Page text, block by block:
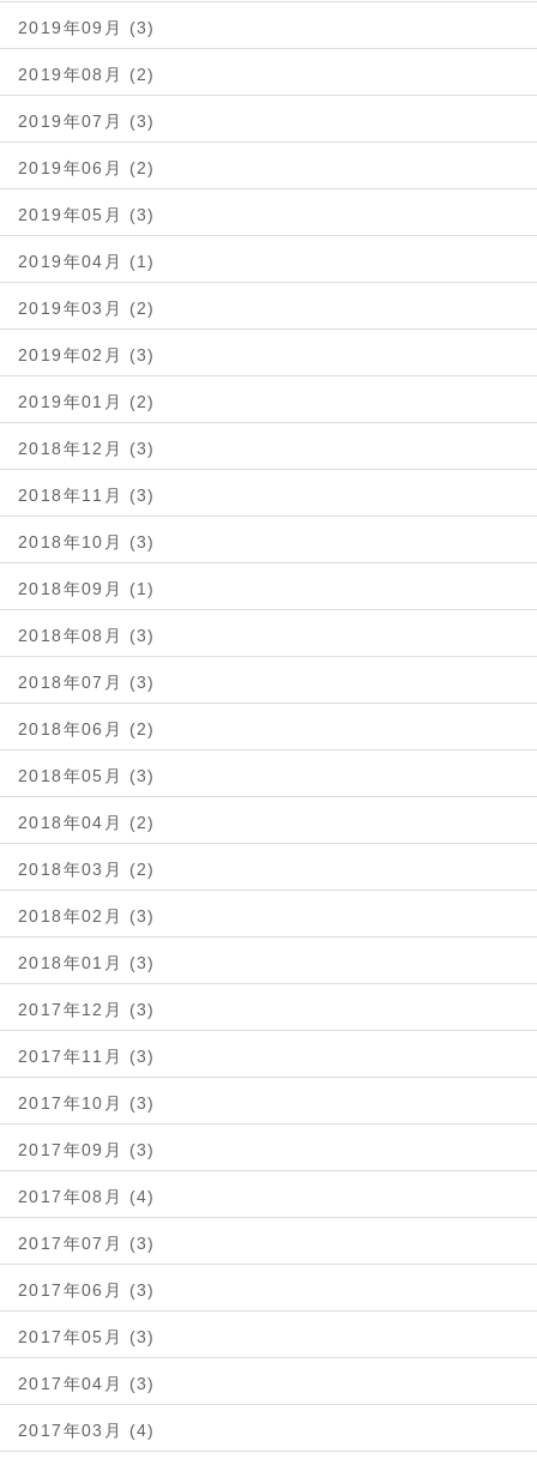
2019年09月 (3)
2019年08月 (2)
2019年07月 (3)
2019年06月 (2)
2019年05月 (3)
2019年04月 (1)
2019年03月 (2)
2019年02月 (3)
2019年01月 (2)
2018年12月 (3)
2018年11月 (3)
2018年10月 (3)
2018年09月 (1)
2018年08月 (3)
2018年07月 (3)
2018年06月 (2)
2018年05月 (3)
2018年04月 (2)
2018年03月 (2)
2018年02月 (3)
2018年01月 (3)
2017年12月 (3)
2017年11月 (3)
2017年10月 (3)
2017年09月 (3)
2017年08月 (4)
2017年07月 (3)
2017年06月 (3)
2017年05月 (3)
2017年04月 (3)
2017年03月 (4)